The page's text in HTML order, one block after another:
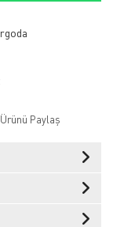
Paylaş